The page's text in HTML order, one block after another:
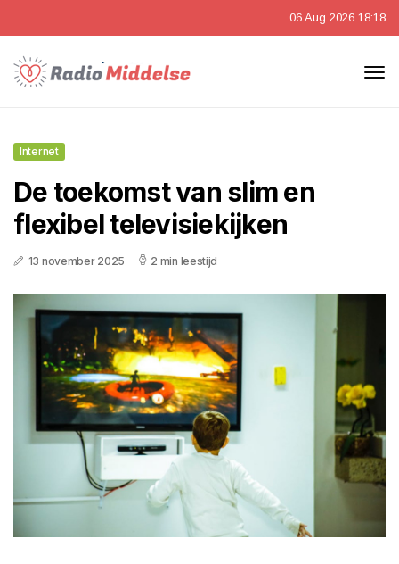
06 Aug 2026 18:18
Internet
De toekomst van slim en
flexibel televisiekijken
13 november 2025 2 min leestijd